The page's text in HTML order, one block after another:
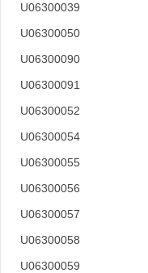
U06300039
U06300050
U06300090
U06300091
U06300052
U06300054
U06300055
U06300056
U06300057
U06300058
U06300059